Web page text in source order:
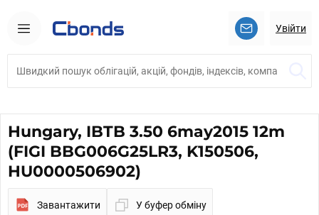
Увійти
Hungary, IBTB 3.50 6may2015 12m
(FIGI BBG006G25LR3, K150506,
HU0000506902)
Завантажити У буфер обміну